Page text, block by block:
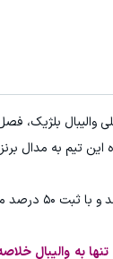
این تیم به مدال
به والیبال
شرکت